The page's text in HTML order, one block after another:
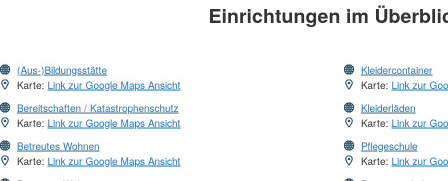
Einrichtungen im
(Aus-)Bildungsstätte
Karte: Link zur Google Maps Ansicht
Bereitschaften / Katastrophenschutz
Karte: Link zur Google Maps Ansicht
Betreutes Wohnen
Karte: Link zur Google Maps Ansicht
Kleidercontainer
Karte: Link zur
Kleiderläden
Karte: Link zur
Pflegeschule
Karte: Link zur